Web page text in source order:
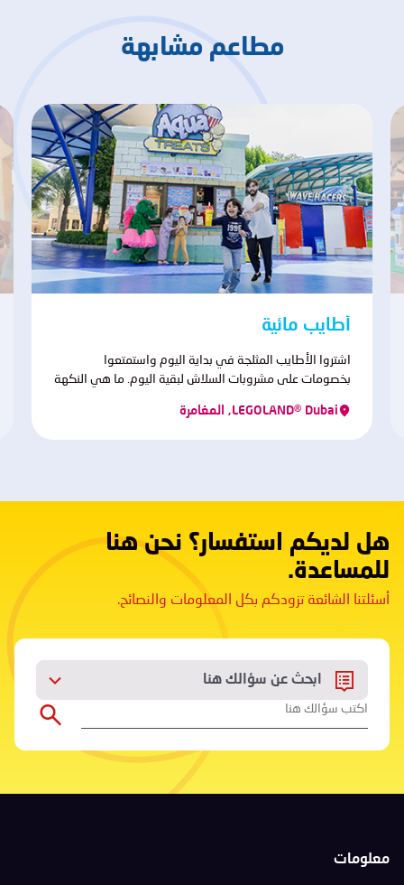
مطاعم مشابهة
أطايب مائية
اشتروا الأطايب المثلجة في بداية اليوم واستمتعوا
بخصومات على مشروبات السلاش لبقية اليوم. ما هي النكهة
LEGOLAND® Dubai, المغامرة
هل لديكم استفسار؟ نحن هنا
للمساعدة.
أسئلتنا الشائعة تزودكم بكل المعلومات والنصائح.
ابحث عن سؤالك هنا
معلومات